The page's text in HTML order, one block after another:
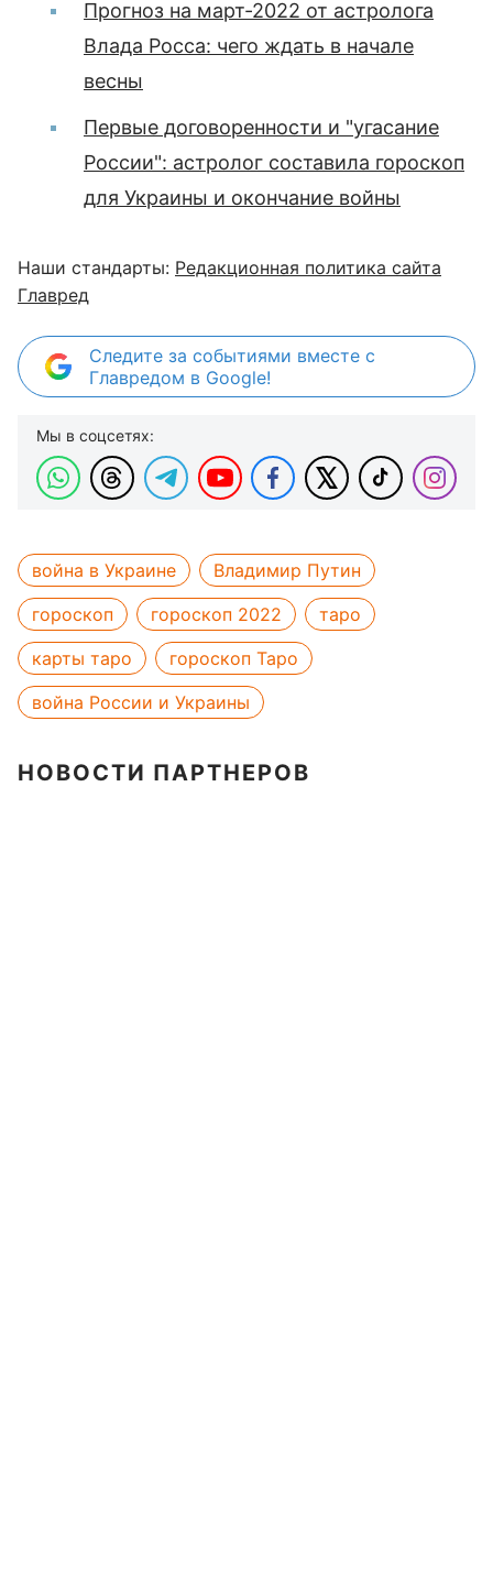
Прогноз на март-2022 от астролога
Влада Росса: чего ждать в начале
весны
Первые договоренности и "угасание
России": астролог составила гороскоп
для Украины и окончание войны
Наши стандарты: Редакционная политика сайта
Главред
Следите за событиями вместе с
Главредом в Google!
Мы в соцсетях:
война в Украине
Владимир Путин
гороскоп
гороскоп 2022
таро
карты таро
гороскоп Таро
война России и Украины
НОВОСТИ ПАРТНЕРОВ